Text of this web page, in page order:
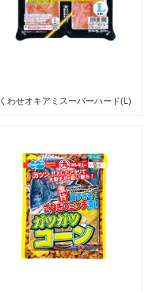
くわせオキアミスーパーハード(L)